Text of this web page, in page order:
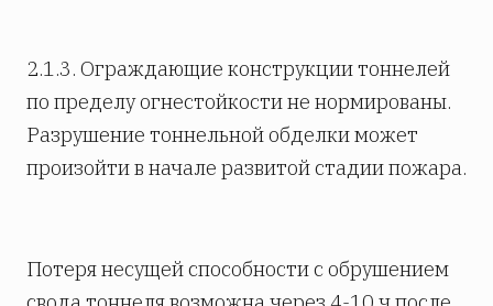
2.1.3. Ограждающие конструкции тоннелей
по пределу огнестойкости не нормированы.
Разрушение тоннельной обделки может
произойти в начале развитой стадии пожара.
Потеря несущей способности с обрушением